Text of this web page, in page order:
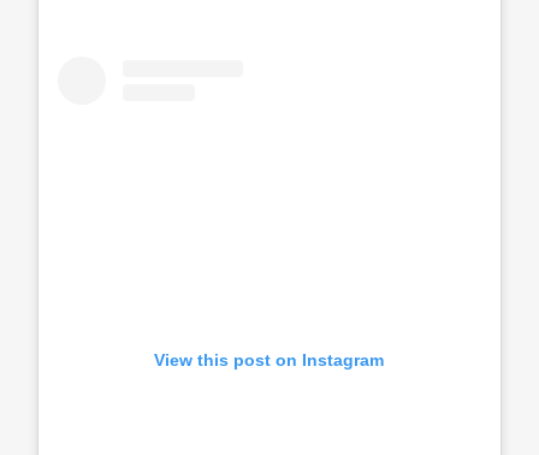
View this post on Instagram